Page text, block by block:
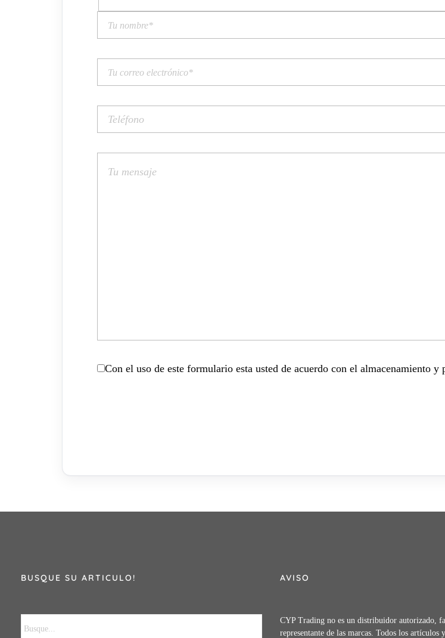
Con el uso de este formulario esta usted de acuerdo con el almacenamiento y
BUSQUE SU ARTICULO! AVISO
CYP Trading no es un distribuidor autorizado,
representante de las marcas. Todos los artículos